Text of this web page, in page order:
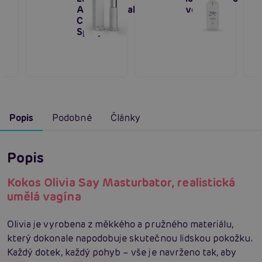
Antibacterial
Cleaning
Spray 60ml
vodní bázi
Popis Podobné Články
Popis
Kokos Olivia Say Masturbator, realistická
umělá vagína
Olivia je vyrobena z měkkého a pružného materiálu,
který dokonale napodobuje skutečnou lidskou pokožku.
Každý dotek, každý pohyb – vše je navrženo tak, aby